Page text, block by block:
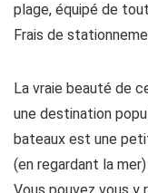
plage, équipé de
Frais de
La vraie beauté de
une destination
bateaux est une
(en regardant la